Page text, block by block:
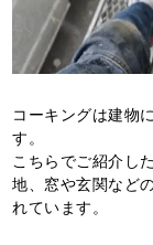
コーキングは建物
す。
こちらでご紹介し
地、窓や玄関など
れています。